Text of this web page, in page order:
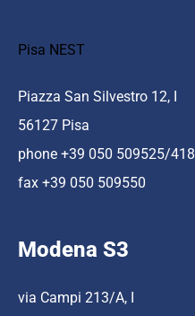
Pisa NEST
Piazza San Silvestro 12, I
56127 Pisa
phone +39 050 509525/418
fax +39 050 509550
Modena S3
via Campi 213/A, I